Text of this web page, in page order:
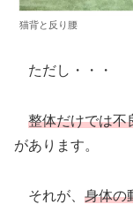
猫背と反り腰
ただし・・・
整体だけでは不
があります。
それが、 身体の